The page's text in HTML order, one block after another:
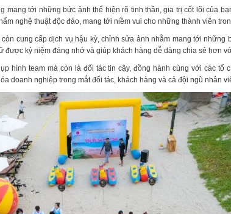
mang tới những bức ảnh thể hiện rõ tinh thần, gia trị cốt lõi của
nghệ thuật độc đáo, mang tới niềm vui cho những thành viên
cung cấp dịch vụ hậu kỳ, chỉnh sửa ảnh nhằm mang tới
được kỷ niệm đáng nhớ và giúp khách hàng dễ dàng chia sẻ hơn
hình team mà còn là đối tác tin cậy, đồng hành cùng với các tổ
doanh nghiệp trong mắt đối tác, khách hàng và cả đội ngũ nhân